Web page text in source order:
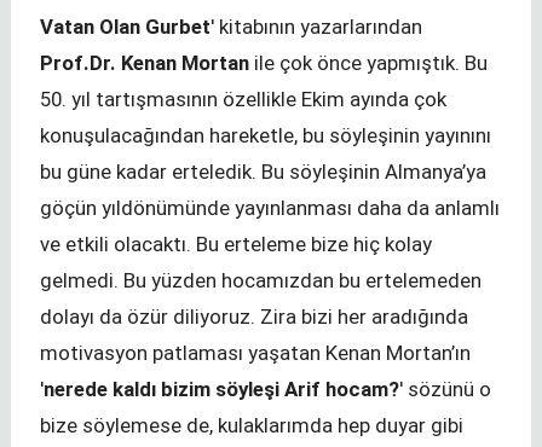
Vatan Olan Gurbet' kitabının yazarlarından
Prof.Dr. Kenan Mortan ile çok önce yapmıştık. Bu
50. yıl tartışmasının özellikle Ekim ayında çok
konuşulacağından hareketle, bu söyleşinin yayınını
bu güne kadar erteledik. Bu söyleşinin Almanya’ya
göçün yıldönümünde yayınlanması daha da anlamlı
ve etkili olacaktı. Bu erteleme bize hiç kolay
gelmedi. Bu yüzden hocamızdan bu ertelemeden
dolayı da özür diliyoruz. Zira bizi her aradığında
motivasyon patlaması yaşatan Kenan Mortan’ın
'nerede kaldı bizim söyleşi Arif hocam?' sözünü o
bize söylemese de, kulaklarımda hep duyar gibi